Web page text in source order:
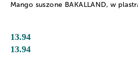
Mango suszone BAKALLAND, w
13.94
13.94